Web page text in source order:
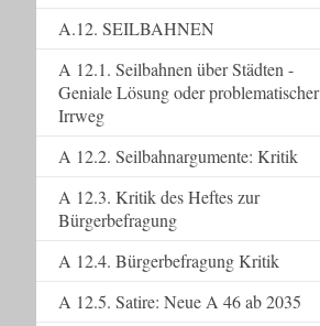
A.12. SEILBAHNEN
A 12.1. Seilbahnen über Städten -
Geniale Lösung oder problematischer
Irrweg
A 12.2. Seilbahnargumente: Kritik
A 12.3. Kritik des Heftes zur
Bürgerbefragung
A 12.4. Bürgerbefragung Kritik
A 12.5. Satire: Neue A 46 ab 2035